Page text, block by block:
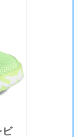
ビ